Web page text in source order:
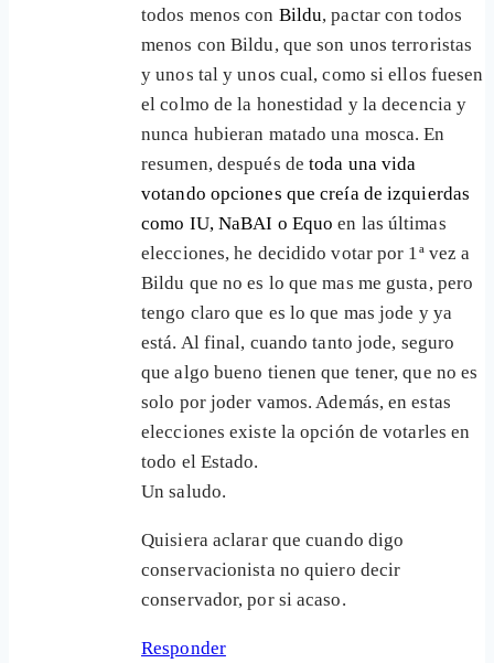
todos menos con Bildu, pactar con todos
menos con Bildu, que son unos terroristas
y unos tal y unos cual, como si ellos fuesen
el colmo de la honestidad y la decencia y
nunca hubieran matado una mosca. En
resumen, después detoda una vida
votando opciones que creía de izquierdas
como IU, NaBAI o Equo en las últimas
elecciones, he decidido votar por 1ª vez a
Bildu que no es lo que mas me gusta, pero
tengo claro que es lo que mas jode y ya
está. Al final, cuando tanto jode, seguro
que algo bueno tienen que tener, que no es
solo por joder vamos. Además, en estas
elecciones existe la opción de votarles en
todo el Estado.
Un saludo.
Quisiera aclarar que cuando digo
conservacionista no quiero decir
conservador, por si acaso.
Responder